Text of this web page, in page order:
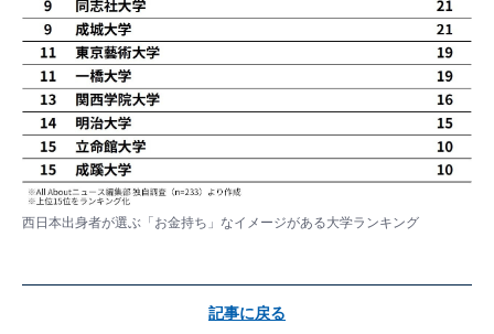
西日本出身者が選ぶ「お金持ち」なイメージがある大学ランキング
記事に戻る